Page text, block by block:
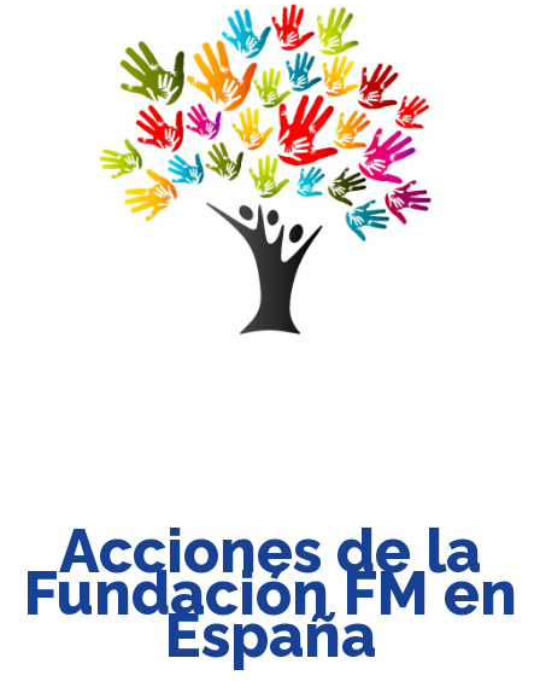
Acciones de la
Fundación FM en
España